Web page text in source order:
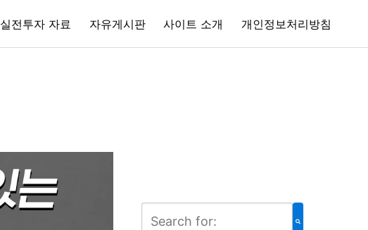
실전투자 자료 자유게시판 사이트 소개 개인정보처리방침